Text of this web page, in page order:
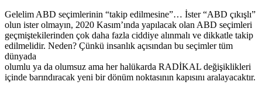
Gelelim ABD seçimlerinin “takip edilmesine”… İster “ABD çıkışlı”
olun ister olmayın, 2020 Kasım’ında yapılacak olan ABD seçimleri
geçmiştekilerinden çok daha fazla ciddiye alınmalı ve dikkatle takip
edilmelidir. Neden? Çünkü insanlık açısından bu seçimler tüm
dünyada
olumlu ya da olumsuz ama her halükarda RADİKAL değişiklikleri
içinde barındıracak yeni bir dönüm noktasının kapısını aralayacaktır.